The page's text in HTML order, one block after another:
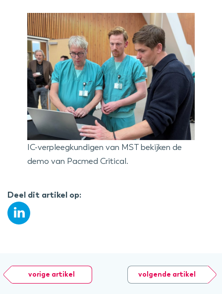
IC-verpleegkundigen van MST bekijken de
demo van Pacmed Critical.
Deel dit artikel op:
vorige artikel volgende artikel